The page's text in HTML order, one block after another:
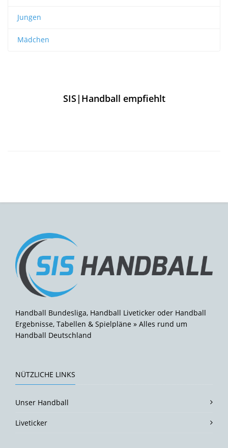
Jungen
Mädchen
SIS|Handball empfiehlt
Handball Bundesliga, Handball Liveticker oder Handball
Ergebnisse, Tabellen & Spielpläne » Alles rund um
Handball Deutschland
NÜTZLICHE LINKS
Unser Handball
Liveticker